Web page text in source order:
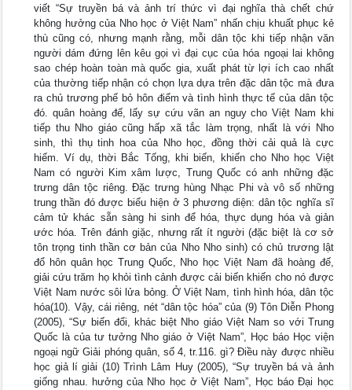
viết “Sự truyền bá và ảnh trí thức vì đại nghĩa thà chết chứ
không hưởng của Nho học ở Việt Nam” nhấn chịu khuất phục kẻ
thù cũng có, nhưng mạnh rằng, mỗi dân tộc khi tiếp nhận văn
người dám đứng lên kêu gọi vì đại cục của hóa ngoại lai không
sao chép hoàn toàn mà quốc gia, xuất phát từ lợi ích cao nhất
của thường tiếp nhận có chọn lựa dựa trên đặc dân tộc mà đưa
ra chủ trương phế bỏ hôn điểm và tình hình thực tế của dân tộc
đó. quân hoàng đế, lấy sự cứu vãn an nguy cho Việt Nam khi
tiếp thu Nho giáo cũng hấp xã tắc làm trọng, nhất là với Nho
sinh, thì thụ tinh hoa của Nho học, đồng thời cải quả là cực
hiếm. Ví dụ, thời Bắc Tống, khi biến, khiến cho Nho học Việt
Nam có người Kim xâm lược, Trung Quốc có anh những đặc
trưng dân tộc riêng. Đặc trưng hùng Nhạc Phi và vô số những
trung thần đó được biểu hiện ở 3 phương diện: dân tộc nghĩa sĩ
cảm tử khác sẵn sàng hi sinh để hóa, thực dụng hóa và giản
ước hóa. Trên đánh giặc, nhưng rất ít người (đặc biệt là cơ sở
tôn trọng tinh thần cơ bản của Nho Nho sinh) có chủ trương lật
đổ hôn quân học Trung Quốc, Nho học Việt Nam đã hoàng đế,
giải cứu trăm họ khỏi tình cảnh được cải biến khiến cho nó được
Việt Nam nước sôi lửa bỏng. Ở Việt Nam, tình hình hóa, dân tộc
hóa(10). Vậy, cái riêng, nét “dân tộc hóa” của (9) Tôn Diễn Phong
(2005), “Sự biến đổi, khác biệt Nho giáo Việt Nam so với Trung
Quốc là của tư tưởng Nho giáo ở Việt Nam”, Học báo Học viện
ngoại ngữ Giải phóng quân, số 4, tr.116. gì? Điều này được nhiều
học giả lí giải (10) Trình Lâm Huy (2005), “Sự truyền bá và ảnh
giống nhau. hưởng của Nho học ở Việt Nam”, Học báo Đại học